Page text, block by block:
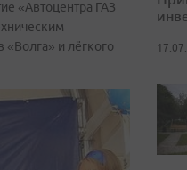
«Автоцентра ГАЗ
«Волга» и лёгкого